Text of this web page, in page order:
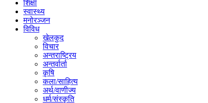
शिक्षा
स्वास्थ्य
मनोरञ्जन
विविध
खेलकुद
विचार
अन्तराष्ट्रिय
अन्तर्वार्ता
कृषि
कला/साहित्य
अर्थ/वाणीज्य
धर्म/संस्कृति